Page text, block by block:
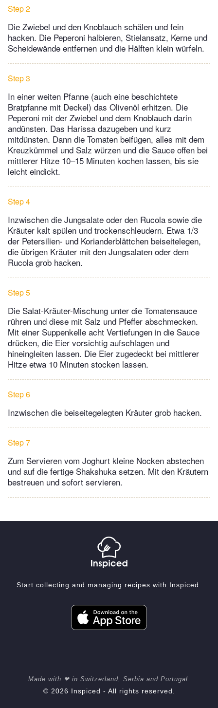
Step 2
Die Zwiebel und den Knoblauch schälen und fein
hacken. Die Peperoni halbieren, Stielansatz, Kerne und
Scheidewände entfernen und die Hälften klein würfeln.
Step 3
In einer weiten Pfanne (auch eine beschichtete
Bratpfanne mit Deckel) das Olivenöl erhitzen. Die
Peperoni mit der Zwiebel und dem Knoblauch darin
andünsten. Das Harissa dazugeben und kurz
mitdünsten. Dann die Tomaten beifügen, alles mit dem
Kreuzkümmel und Salz würzen und die Sauce offen bei
mittlerer Hitze 10–15 Minuten kochen lassen, bis sie
leicht eindickt.
Step 4
Inzwischen die Jungsalate oder den Rucola sowie die
Kräuter kalt spülen und trockenschleudern. Etwa 1/3
der Petersilien- und Korianderblättchen beiseitelegen,
die übrigen Kräuter mit den Jungsalaten oder dem
Rucola grob hacken.
Step 5
Die Salat-Kräuter-Mischung unter die Tomatensauce
rühren und diese mit Salz und Pfeffer abschmecken.
Mit einer Suppenkelle acht Vertiefungen in die Sauce
drücken, die Eier vorsichtig aufschlagen und
hineingleiten lassen. Die Eier zugedeckt bei mittlerer
Hitze etwa 10 Minuten stocken lassen.
Step 6
Inzwischen die beiseitegelegten Kräuter grob hacken.
Step 7
Zum Servieren vom Joghurt kleine Nocken abstechen
und auf die fertige Shakshuka setzen. Mit den Kräutern
bestreuen und sofort servieren.
Start collecting and managing recipes with Inspiced.
Made with ❤ in Switzerland, Serbia and Portugal.
© 2026 Inspiced - All rights reserved.